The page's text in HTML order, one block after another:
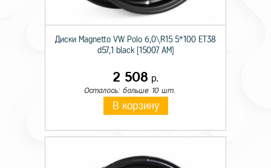
Диски Magnetto VW Polo 6,0\R15 5*100 ET38
d57,1 black [15007 AM]
2 508 р.
Осталось: больше 10 шт.
В корзину